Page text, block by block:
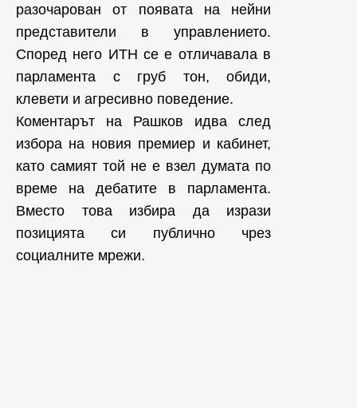
разочарован от появата на нейни
представители в управлението.
Според него ИТН се е отличавала в
парламента с груб тон, обиди,
клевети и агресивно поведение.
Коментарът на Рашков идва след
избора на новия премиер и кабинет,
като самият той не е взел думата по
време на дебатите в парламента.
Вместо това избира да изрази
позицията си публично чрез
социалните мрежи.